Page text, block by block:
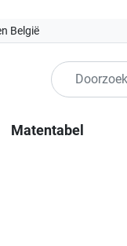
België
Matentabel